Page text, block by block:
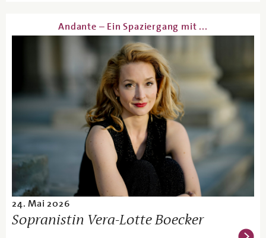
Andante – Ein Spaziergang mit ...
24. Mai 2026
Sopranistin Vera-Lotte Boecker